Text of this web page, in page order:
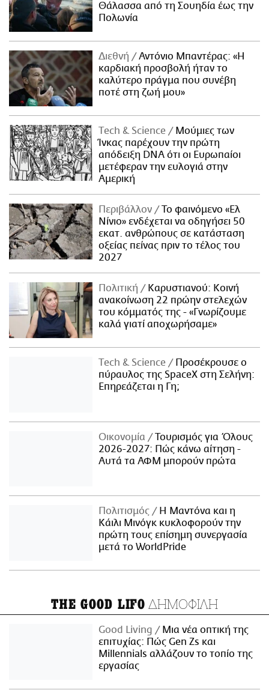
Θάλασσα από τη Σουηδία έως την
Πολωνία
Διεθνή
Αντόνιο Μπαντέρας: «Η
καρδιακή προσβολή ήταν το
καλύτερο πράγμα που συνέβη
ποτέ στη ζωή μου»
Τech & Science
Μούμιες των
Ίνκας παρέχουν την πρώτη
απόδειξη DNA ότι οι Ευρωπαίοι
μετέφεραν την ευλογιά στην
Αμερική
Περιβάλλον
Το φαινόμενο «Ελ
Νίνιο» ενδέχεται να οδηγήσει 50
εκατ. ανθρώπους σε κατάσταση
οξείας πείνας πριν το τέλος του
2027
Πολιτική
Καρυστιανού: Κοινή
ανακοίνωση 22 πρώην στελεχών
του κόμματός της - «Γνωρίζουμε
καλά γιατί αποχωρήσαμε»
Τech & Science
Προσέκρουσε ο
πύραυλος της SpaceX στη Σελήνη:
Επηρεάζεται η Γη;
Οικονομία
Τουρισμός για Όλους
2026-2027: Πώς κάνω αίτηση -
Αυτά τα ΑΦΜ μπορούν πρώτα
Πολιτισμός
Η Μαντόνα και η
Κάιλι Μινόγκ κυκλοφορούν την
πρώτη τους επίσημη συνεργασία
μετά το WorldPride
THE GOOD LIFO ΔΗΜΟΦΙΛΗ
Good Living
Μια νέα οπτική της
επιτυχίας: Πώς Gen Zs και
Millennials αλλάζουν το τοπίο της
εργασίας